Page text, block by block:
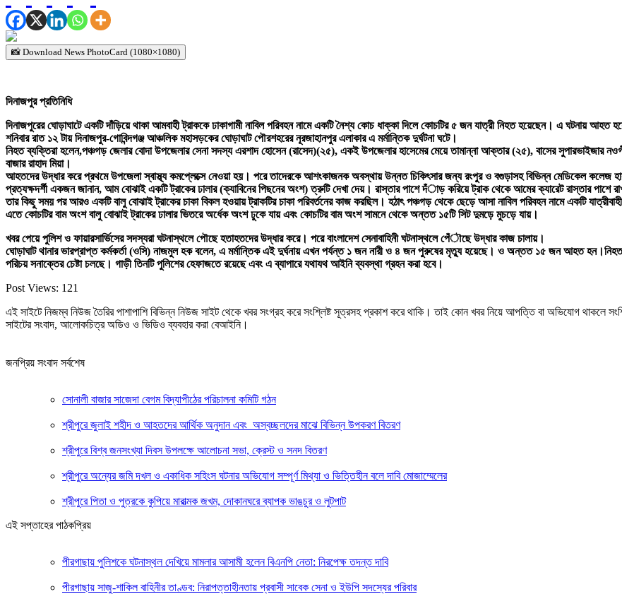
📸 Download News PhotoCard (1080×1080)
দিনাজপুর প্রতিনিধি
দিনাজপুরের ঘোড়াঘাটে একটি দাঁড়িয়ে থাকা আমবাহী ট্রাককে ঢাকাগামী নাবিল পরিবহন নামে একটি নৈশ্য কোচ ধাক্কা দিলে কোচটির ৫ জন যাত্রী নিহত হয়েছেন। এ ঘটনায় আহত
শনিবার রাত ১২ টায় দিনাজপুর-গোবিন্দগঞ্জ আঞ্চলিক মহাসড়কের ঘোড়াঘাট পৌরশহরের নূরজাহানপুর এলাকার এ মর্মান্তিক দুর্ঘটনা ঘটে।
নিহত ব্যক্তিরা হলেন,পঞ্চগড় জেলার বোদা উপজেলার সেনা সদস্য এরশাদ হোসেন (রাসেদ)(২৫), একই উপজেলার হাসেমের মেয়ে তামান্না আক্তার (২৫), বাসের
বাজার রাহাদ মিয়া।
আহতদের উদ্ধার করে প্রথমে উপজেলা স্বাস্থ্য কমপ্লেক্সে নেওয়া হয়। পরে তাদেরকে আশংকাজনক অবস্থায় উন্নত চিকিৎসার জন্য রংপুর ও বগুড়াসহ বিভিন্ন মেডিকেল কলেজ
প্রত্যক্ষদর্শী একজন জানান, আম বোঝাই একটি ট্রাকের ঢালার (ক্যাবিনের পিছনের অংশ) ত্রুটি দেখা দেয়। রাস্তার পাশে দঁাড় করিয়ে ট্রাক থেকে আমের ক্যারেট রাস্তার পাশে
তার কিছু সময় পর আরও একটি বালু বোঝাই ট্রাকের চাকা বিকল হওয়ায় ট্রাকটির চাকা পরিবর্তনের কাজ করছিল। হঠাৎ পঞ্চগড় থেকে ছেড়ে আসা নাবিল পরিবহন নামে একটি
এতে কোচটির বাম অংশ বালু বোঝাই ট্রাকের ঢালার ভিতরে অর্ধেক অংশ ঢুকে যায় এবং কোচটির বাম অংশ সামনে থেকে অন্তত ১৫টি সিট দুমড়ে মুচড়ে যায়।
খবর পেয়ে পুলিশ ও ফায়ারসার্ভিসের সদস্যরা ঘটনাস্থলে পৌছে হতাহতদের উদ্ধার করে। পরে বাংলাদেশ সেনাবাহিনী ঘটনাস্থলে পেঁৗছে উদ্ধার কাজ চালায়।
ঘোড়াঘাট থানার ভারপ্রাপ্ত কর্মকর্তা (ওসি) নাজমুল হক বলেন, এ মর্মান্তিক এই দুর্ঘনায় এখন পর্যন্ত ১ জন নারী ও ৪ জন পুরুষের মৃত্যু হয়েছে। ও অন্তত ১৫ জন আহত
পরিচয় সনাক্তের চেষ্টা চলছে। গাড়ী তিনটি পুলিশের হেফাজতে রয়েছে এবং এ ব্যাপারে যথাযথ আইনি ব্যবস্থা গ্রহন করা হবে।
Post Views: 121
এই সাইটে নিজম্ব নিউজ তৈরির পাশাপাশি বিভিন্ন নিউজ সাইট থেকে খবর সংগ্রহ করে সংশ্লিষ্ট সূত্রসহ প্রকাশ করে থাকি। তাই কোন খবর নিয়ে আপত্তি বা অভিযোগ থাকলে
সাইটের সংবাদ, আলোকচিত্র অডিও ও ভিডিও ব্যবহার করা বেআইনি।
জনপ্রিয় সংবাদ সর্বশেষ
সোনালী বাজার সাজেদা বেগম বিদ্যাপীঠের পরিচালনা কমিটি গঠন
শ্রীপুরে জুলাই শহীদ ও আহতদের আর্থিক অনুদান এবং অস্বচ্ছলদের মাঝে বিভিন্ন উপকরণ বিতরণ
শ্রীপুরে বিশ্ব জনসংখ্যা দিবস উপলক্ষে আলোচনা সভা, ক্রেস্ট ও সনদ বিতরণ
শ্রীপুরে অন্যের জমি দখল ও একাধিক সহিংস ঘটনার অভিযোগ সম্পূর্ণ মিথ্যা ও ভিত্তিহীন বলে দাবি মোজাম্মেলের
শ্রীপুরে পিতা ও পুত্রকে কুপিয়ে মারাত্মক জখম, দোকানঘরে ব্যাপক ভাঙচুর ও লুটপাট
এই সপ্তাহের পাঠকপ্রিয়
পীরগাছায় পুলিশকে ঘটনাস্থল দেখিয়ে মামলার আসামী হলেন বিএনপি নেতা: নিরপেক্ষ তদন্ত দাবি
পীরগাছায় সাজু-শাকিল বাহিনীর তাণ্ডব: নিরাপত্তাহীনতায় প্রবাসী সাবেক সেনা ও ইউপি সদস্যের পরিবার